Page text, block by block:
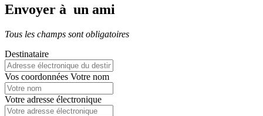
Envoyer à un ami
Tous les champs sont obligatoires
Destinataire
Vos coordonnées Votre nom
Votre adresse électronique